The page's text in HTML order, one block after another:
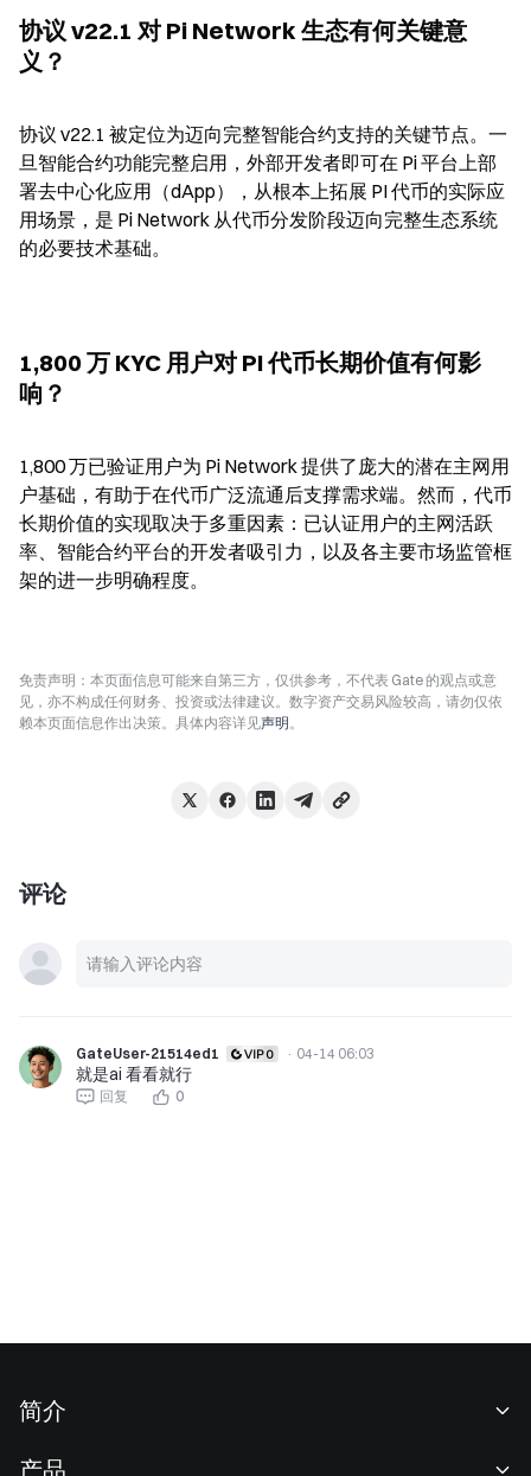
协议 v22.1 对 Pi Network 生态有何关键意
义？
协议 v22.1 被定位为迈向完整智能合约支持的关键节点。一
旦智能合约功能完整启用，外部开发者即可在 Pi 平台上部
署去中心化应用（dApp），从根本上拓展 PI 代币的实际应
用场景，是 Pi Network 从代币分发阶段迈向完整生态系统
的必要技术基础。
1,800 万 KYC 用户对 PI 代币长期价值有何影
响？
1,800 万已验证用户为 Pi Network 提供了庞大的潜在主网用
户基础，有助于在代币广泛流通后支撑需求端。然而，代币
长期价值的实现取决于多重因素：已认证用户的主网活跃
率、智能合约平台的开发者吸引力，以及各主要市场监管框
架的进一步明确程度。
免责声明：本页面信息可能来自第三方，仅供参考，不代表 Gate 的观点或意
见，亦不构成任何财务、投资或法律建议。数字资产交易风险较高，请勿仅依
赖本页面信息作出决策。具体内容详见声明。
评论
GateUser-21514ed1 · 04-14 06:03
就是ai 看看就行
回复 0
简介
产品